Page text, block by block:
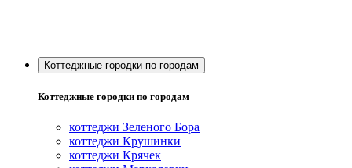
Коттеджные городки по городам
Коттеджные городки по городам
коттеджи Зеленого Бора
коттеджи Крушинки
коттеджи Крячек